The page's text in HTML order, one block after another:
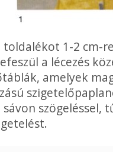
1-2 cm-
a lécezés
amelyek
szögeléssel,